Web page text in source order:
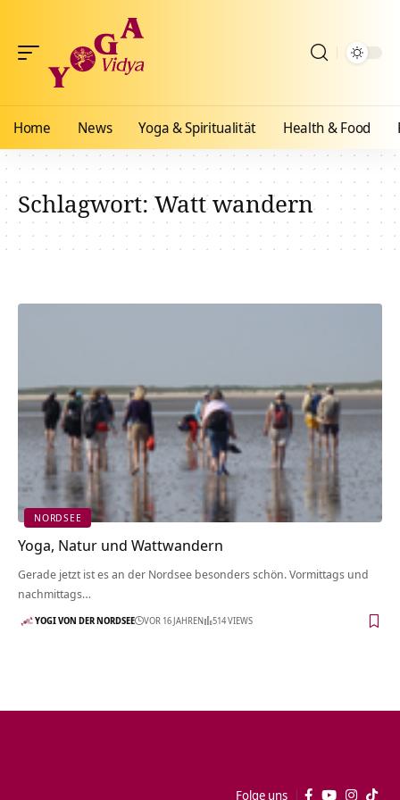
Home News Yoga & Spiritualität Health & Food
Schlagwort:Watt wandern
NORDSEE
Yoga, Natur und Wattwandern
Gerade jetzt ist es an der Nordsee besonders schön. Vormittags und
nachmittags…
YOGI VON DER NORDSEE VOR 16 JAHREN 514 VIEWS
Folge uns